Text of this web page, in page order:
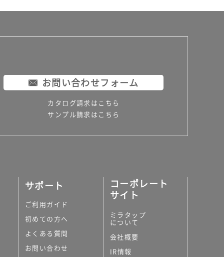
お問い合わせフォーム
カタログ請求はこちら
サンプル請求はこちら
サポート
ご利用ガイド
初めての方へ
よくある質問
お問い合わせ
コーポレート
サイト
ミラタップ
について
会社概要
IR情報